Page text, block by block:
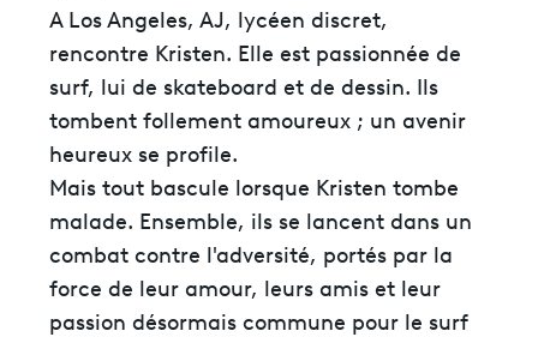
A Los Angeles, AJ, lycéen discret,
rencontre Kristen. Elle est passionnée de
surf, lui de skateboard et de dessin. Ils
tombent follement amoureux ; un avenir
heureux se profile.
Mais tout bascule lorsque Kristen tombe
malade. Ensemble, ils se lancent dans un
combat contre l'adversité, portés par la
force de leur amour, leurs amis et leur
passion désormais commune pour le surf